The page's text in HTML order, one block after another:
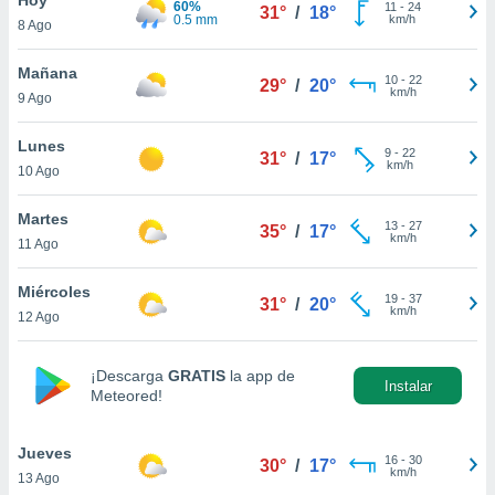
en
más
nuestra
de
aceptar
de
8 Ago
60%
0.5 mm
31° / 18° 11 - 24
km/h
Mañana
9 Ago
29° / 20° 10- 22
km/h
Lunes
10 Ago
31° / 17° 9- 22
km/h
Martes
11 Ago
35° / 17° 13- 27
km/h
Miércoles
12 Ago
31° / 20° 19- 37
km/h
¡Descarga GRATIS la app de
Meteored!
Instalar
Jueves
13 Ago
30° / 17° 16- 30
km/h